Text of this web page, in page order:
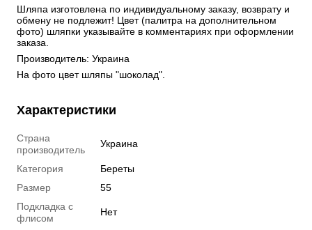
Шляпа изготовлена ​​по индивидуальному заказу, возврату и
обмену не подлежит! Цвет (палитра на дополнительном
фото) шляпки указывайте в комментариях при оформлении
заказа.
Производитель: Украина
На фото цвет шляпы "шоколад".
Характеристики
Страна
производитель
Украина
Категория
Береты
Размер
55
Подкладка с
флисом
Нет